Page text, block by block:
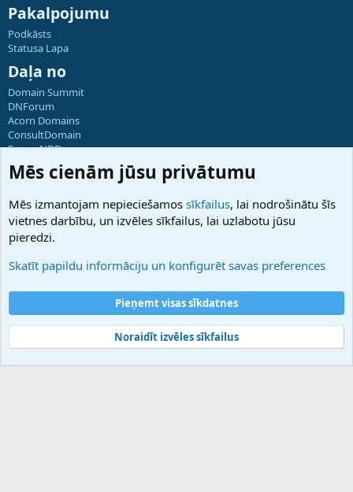
Pakalpojumu
Podkāsts
Statusa Lapa
Daļa no
Domain Summit
DNForum
Acorn Domains
ConsultDomain
ForumNDD
Domainforum.ro
27.be
Hostmaria
Atbalsts
Palīdzība
Noteikumi un nosacījumi
Privātuma politika
Community platform by XenForo® © 2010-2025 XenForo Ltd.
Mēs cienām jūsu privātumu
Mēs izmantojam nepieciešamos sīkfailus, lai nodrošinātu šīs
vietnes darbību, un izvēles sīkfailus, lai uzlabotu jūsu
pieredzi.
Skatīt papildu informāciju un konfigurēt savas preferences
Pieņemt visas sīkdatnes
Noraidīt izvēles sīkfailus